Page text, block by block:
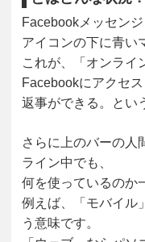
Facebookメッセン
アイコンの下に青い
これが、「オンライ
Facebookにアクセ
返事ができる。とい
さらに上のバーの人
ライン中でも、
何を使っているのか
例えば、「モバイル
う意味です。